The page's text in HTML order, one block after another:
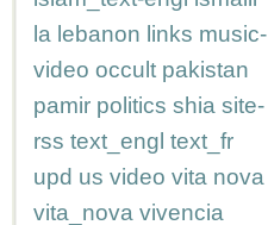
la lebanon links music-
video occult pakistan
pamir politics shia site-
rss text_engl text_fr
upd us video vita nova
vita_nova vivencia